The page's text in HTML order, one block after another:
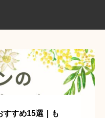
すすめ15選｜も